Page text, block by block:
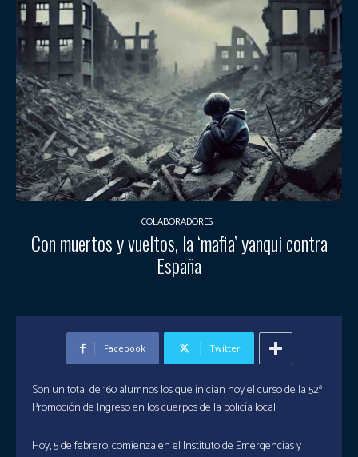
COLABORADORES
Con muertos y vueltos, la ‘mafia’ yanqui contra
España
Facebook Twitter
Son un total de 160 alumnos los que inician hoy el curso de la 52ª
Promoción de Ingreso en los cuerpos de la policía local
Hoy, 5 de febrero, comienza en el Instituto de Emergencias y